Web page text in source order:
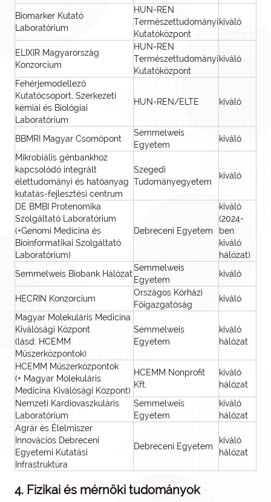
Biomarker Kutató
Laboratórium
HUN-REN
Természettudományi
Kutatóközpont
kiváló
ELIXIR Magyarország
Konzorcium
HUN-REN
Természettudományi
Kutatóközpont
kiváló
Fehérjemodellező
Kutatócsoport, Szerkezeti
kémiai és Biológiai
Laboratórium
HUN-REN/ELTE kiváló
BBMRI Magyar Csomópont
Semmelweis
Egyetem
kiváló
Mikrobiális génbankhoz
kapcsolódó integrált
élettudományi és hatóanyag
kutatás-fejlesztési centrum
Szegedi
Tudományegyetem
kiváló
DE BMBI Protenomika
Szolgáltató Laboratórium
(+Genomi Medicina és
Bioinformatikai Szolgáltató
Laboratórium)
Debreceni Egyetem
kiváló
(2024-
ben:
kiváló
hálózat)
Semmelweis Biobank Hálózat
Semmelweis
Egyetem
kiváló
HECRIN Konzorcium
Országos Kórházi
Főigazgatóság
kiváló
Magyar Molekuláris Medicina
Kiválósági Központ
(lásd: HCEMM
Műszerközpontok)
Semmelweis
Egyetem
kiváló
hálózat
HCEMM Műszerközpontok
(+ Magyar Molekuláris
Medicina Kiválósági Központ)
HCEMM Nonprofit
Kft.
kiváló
hálózat
Nemzeti Kardiovaszkuláris
Laboratórium
Semmelweis
Egyetem
kiváló
hálózat
Agrár és Élelmiszer
Innovációs Debreceni
Egyetemi Kutatási
Infrastruktúra
Debreceni Egyetem
kiváló
hálózat
4. Fizikai és mérnöki tudományok